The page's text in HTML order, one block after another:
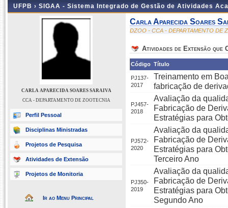
UFPB › SIGAA - Sistema Integrado de Gestão de Atividades
CARLA APARECIDA SOARES SARAIVA
CCA - DEPARTAMENTO DE ZOOTECNIA
Perfil Pessoal
Disciplinas Ministradas
Projetos de Pesquisa
Atividades de Extensão
Projetos de Monitoria
Ir ao Menu Principal
Carla Aparecida Soares
DZOO - CCA - DEPARTAMENTO DE
Atividades de Extensão que
Código Título
PJ137-
2017
Treinamento em
fabricação de
PJ457-
2018
Avaliação da
Fabricação de
Estratégias para
PJ572-
2020
Avaliação da
Fabricação de
Estratégias para
Terceiro Ano
PJ350-
2019
Avaliação da
Fabricação de
Estratégias para
Segundo Ano